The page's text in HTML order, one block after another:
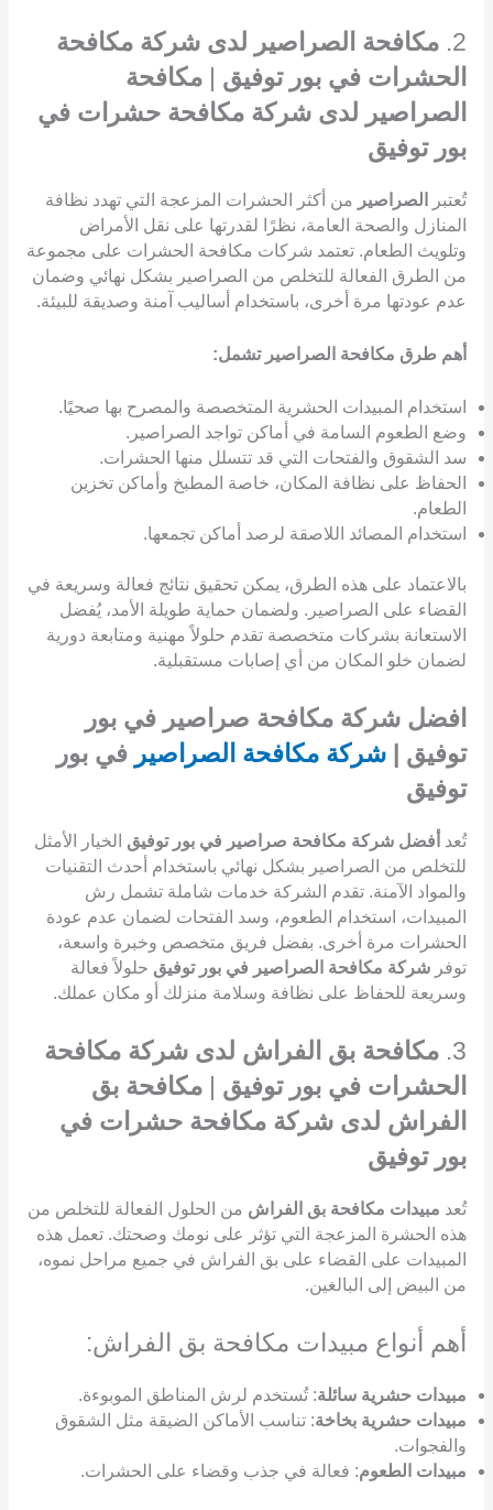
2. مكافحة الصراصير لدى شركة مكافحة
الحشرات في بور توفيق
مكافحة
الصراصير لدى شركة مكافحة حشرات في
بور توفيق
تُعتبر الصراصير من أكثر الحشرات المزعجة التي تهدد نظافة
المنازل والصحة العامة، نظرًا لقدرتها على نقل الأمراض
وتلويث الطعام. تعتمد شركات مكافحة الحشرات على مجموعة
من الطرق الفعالة للتخلص من الصراصير بشكل نهائي وضمان
عدم عودتها مرة أخرى، باستخدام أساليب آمنة وصديقة للبيئة.
أهم طرق مكافحة الصراصير تشمل:
استخدام المبيدات الحشرية المتخصصة والمصرح بها صحيًا.
وضع الطعوم السامة في أماكن تواجد الصراصير.
سد الشقوق والفتحات التي قد تتسلل منها الحشرات.
الحفاظ على نظافة المكان، خاصة المطبخ وأماكن تخزين
الطعام.
استخدام المصائد اللاصقة لرصد أماكن تجمعها.
بالاعتماد على هذه الطرق، يمكن تحقيق نتائج فعالة وسريعة في
القضاء على الصراصير. ولضمان حماية طويلة الأمد، يُفضل
الاستعانة بشركات متخصصة تقدم حلولاً مهنية ومتابعة دورية
لضمان خلو المكان من أي إصابات مستقبلية.
افضل شركة مكافحة صراصير في بور
توفيق | شركة مكافحة الصراصير في بور
توفيق
تُعد أفضل شركة مكافحة صراصير في بور توفيق الخيار الأمثل
للتخلص من الصراصير بشكل نهائي باستخدام أحدث التقنيات
والمواد الآمنة. تقدم الشركة خدمات شاملة تشمل رش
المبيدات، استخدام الطعوم، وسد الفتحات لضمان عدم عودة
الحشرات مرة أخرى. بفضل فريق متخصص وخبرة واسعة،
توفر شركة مكافحة الصراصير في بور توفيق حلولاً فعالة
وسريعة للحفاظ على نظافة وسلامة منزلك أو مكان عملك.
3. مكافحة بق الفراش لدى شركة مكافحة
الحشرات في بور توفيق | مكافحة بق
الفراش لدى شركة مكافحة حشرات في
بور توفيق
تُعد مبيدات مكافحة بق الفراش من الحلول الفعالة للتخلص من
هذه الحشرة المزعجة التي تؤثر على نومك وصحتك. تعمل هذه
المبيدات على القضاء على بق الفراش في جميع مراحل نموه،
من البيض إلى البالغين.
أهم أنواع مبيدات مكافحة بق الفراش:
مبيدات حشرية سائلة: تُستخدم لرش المناطق الموبوءة.
مبيدات حشرية بخاخة: تناسب الأماكن الضيقة مثل الشقوق
والفجوات.
مبيدات الطعوم: فعالة في جذب وقضاء على الحشرات.